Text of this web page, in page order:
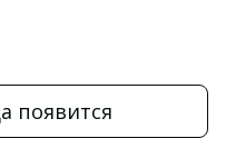
появится